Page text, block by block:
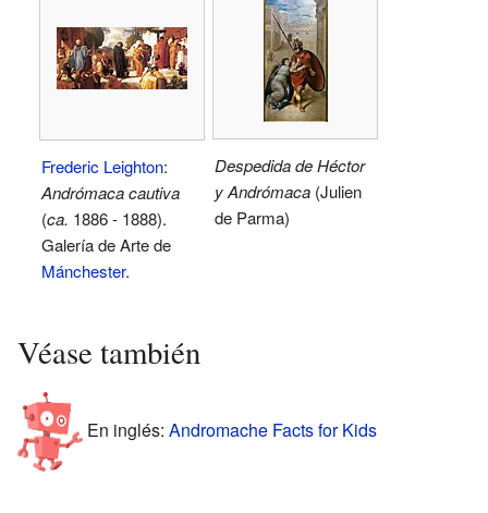
Frederic Leighton:
Andrómaca cautiva
(ca. 1886 - 1888).
Galería de Arte de
Mánchester.
Despedida de Héctor
y Andrómaca (Julien
de Parma)
Véase también
En inglés: Andromache Facts for Kids